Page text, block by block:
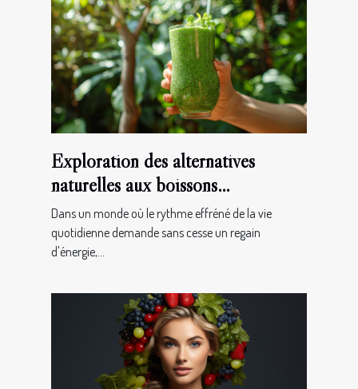
Exploration des alternatives
naturelles aux boissons
énergisantes
Dans un monde où le rythme effréné de la vie
quotidienne demande sans cesse un regain
d'énergie,...